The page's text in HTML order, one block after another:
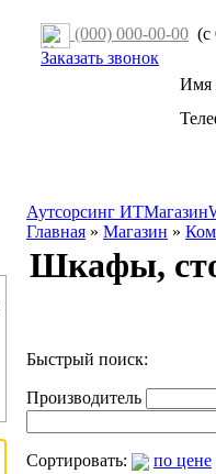
(000) 000-00-00 (с
Заказать звонок
Имя
Аутсорсинг ИТМагазин
Главная » Магазин »
Шкафы,
Быстрый поиск:
Производитель
Сортировать: по цене